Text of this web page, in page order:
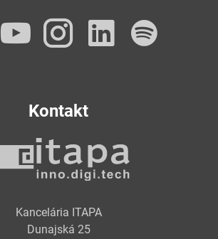
Facebook
YouTube
Instagram
Kontakt
Kancelária ITAPA
Dunajská 25